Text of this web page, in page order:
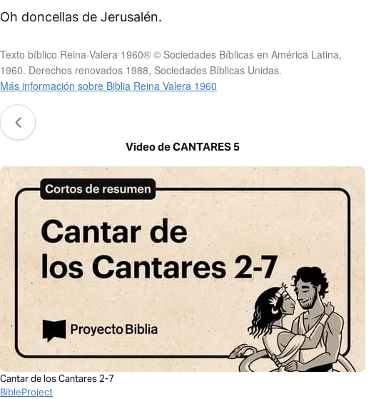
Oh doncellas de Jerusalén.
Texto bíblico Reina-Valera 1960® © Sociedades Bíblicas en América Latina,
1960. Derechos renovados 1988, Sociedades Bíblicas Unidas.
Más información sobre Biblia Reina Valera 1960
Video de CANTARES 5
Cantar de los Cantares 2-7
BibleProject